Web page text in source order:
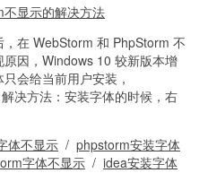
在 WebStorm 和 PhpStorm 不
因，Windows 10 较新版本增
会给当前用户安装，
决方法：安装字体的时候，右
体不显示 / phpstorm安装字体
字体不显示 / idea安装字体